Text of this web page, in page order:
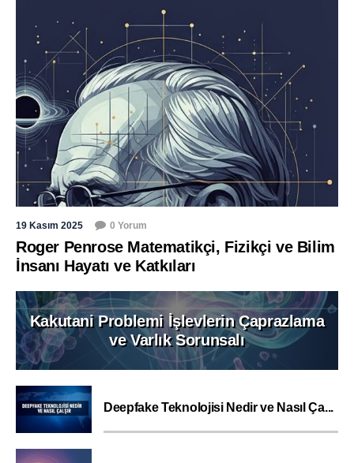
19 Kasım 2025 0 Yorum
Roger Penrose Matematikçi, Fizikçi ve Bilim
İnsanı Hayatı ve Katkıları
Kakutani Problemi İşlevlerin Çaprazlama
ve Varlık Sorunsalı
Deepfake Teknolojisi Nedir ve Nasıl Ça...